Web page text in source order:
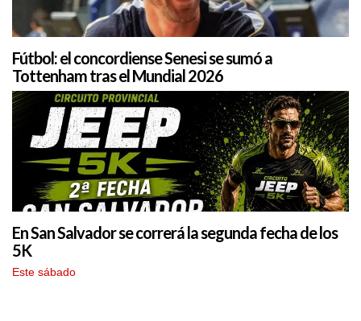
Fútbol: el concordiense Senesi se sumó a
Tottenham tras el Mundial 2026
En San Salvador se correrá la segunda fecha de los
5K
Este sábado